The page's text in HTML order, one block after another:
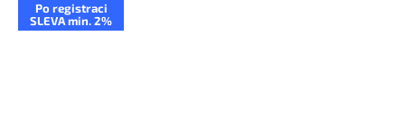
Po registraci
SLEVA min. 2%